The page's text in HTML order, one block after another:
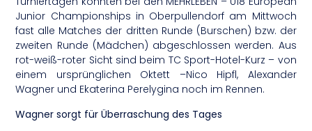
Junior Championships in Oberpullendorf am Mittwoch
fast alle Matches der dritten Runde (Burschen) bzw. der
zweiten Runde (Mädchen) abgeschlossen werden. Aus
rot-weiß-roter Sicht sind beim TC Sport-Hotel-Kurz – von
einem ursprünglichen Oktett –Nico Hipfl, Alexander
Wagner und Ekaterina Perelygina noch im Rennen.
Wagner sorgt für Überraschung des Tages